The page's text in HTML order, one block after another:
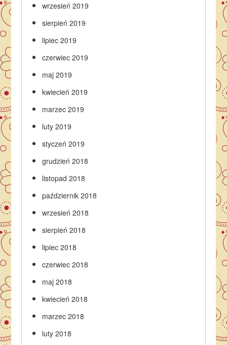
wrzesień 2019
sierpień 2019
lipiec 2019
czerwiec 2019
maj 2019
kwiecień 2019
marzec 2019
luty 2019
styczeń 2019
grudzień 2018
listopad 2018
październik 2018
wrzesień 2018
sierpień 2018
lipiec 2018
czerwiec 2018
maj 2018
kwiecień 2018
marzec 2018
luty 2018